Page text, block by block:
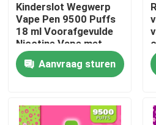
Contacteer ons
Nieuws
Kinderslot Wegwerp
Vape Pen 9500 Puffs
18 ml Voorafgevulde
Nicotine Vape met
kleurenscherm
Aanvraag sturen